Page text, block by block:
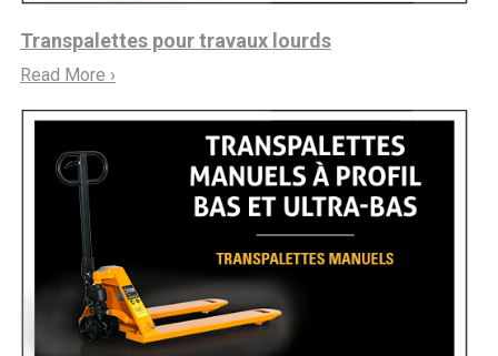
Transpalettes pour travaux lourds
Read More ›